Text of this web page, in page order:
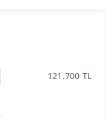
121.700 TL